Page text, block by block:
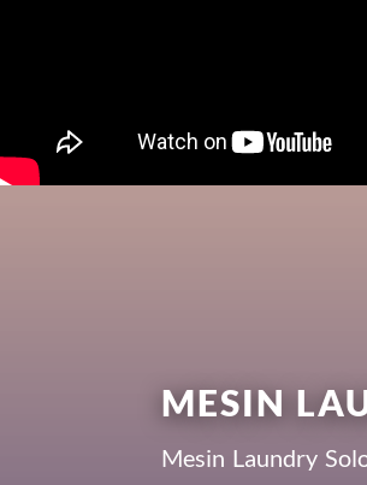
MESIN
Mesin Laundry